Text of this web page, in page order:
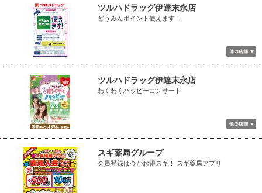
ツルハドラッグ伊達末永店
どうみんポイント使えます！
ツルハドラッグ伊達末永店
わくわくハッピーコンサート
スギ薬局グループ
会員登録は今がお得スギ！ スギ薬局アプリ